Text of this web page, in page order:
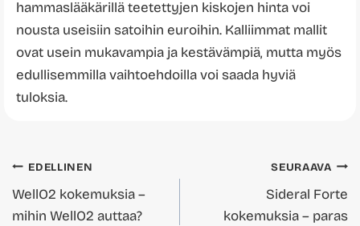
hammaslääkärillä teetettyjen kiskojen hinta voi
nousta useisiin satoihin euroihin. Kalliimmat mallit
ovat usein mukavampia ja kestävämpiä, mutta myös
edullisemmilla vaihtoehdoilla voi saada hyviä
tuloksia.
Artikkelien
selaus
EDELLINEN
WellO2 kokemuksia –
mihin WellO2 auttaa?
SEURAAVA
Sideral Forte
kokemuksia – paras